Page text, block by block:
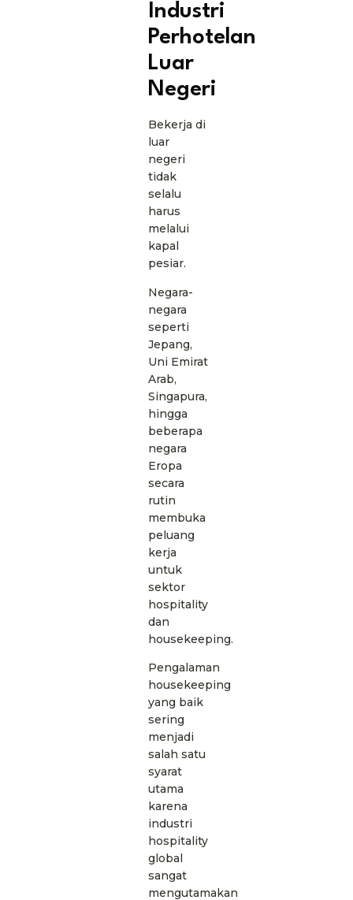
Industri
Perhotelan
Luar
Negeri
Bekerja di
luar
negeri
tidak
selalu
harus
melalui
kapal
pesiar.
Negara-
negara
seperti
Jepang,
Uni Emirat
Arab,
Singapura,
hingga
beberapa
negara
Eropa
secara
rutin
membuka
peluang
kerja
untuk
sektor
hospitality
dan
housekeeping.
Pengalaman
housekeeping
yang baik
sering
menjadi
salah satu
syarat
utama
karena
industri
hospitality
global
sangat
mengutamakan